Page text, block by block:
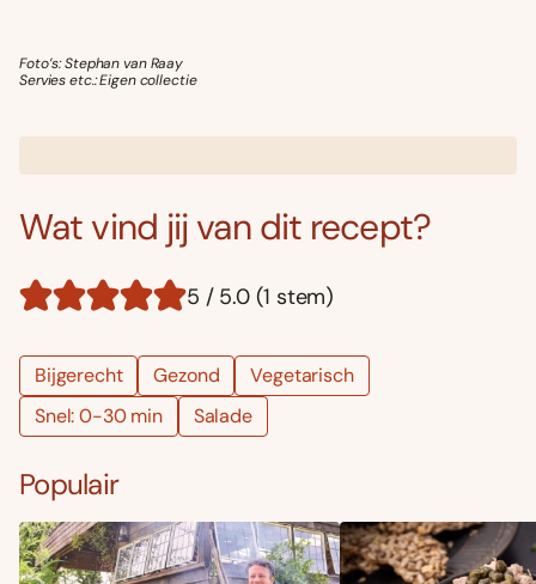
Foto’s: Stephan van Raay
Servies etc.: Eigen collectie
Wat vind jij van dit recept?
5 / 5.0 (1 stem)
Bijgerecht Gezond
Vegetarisch
Snel: 0-30 min
Salade
Populair